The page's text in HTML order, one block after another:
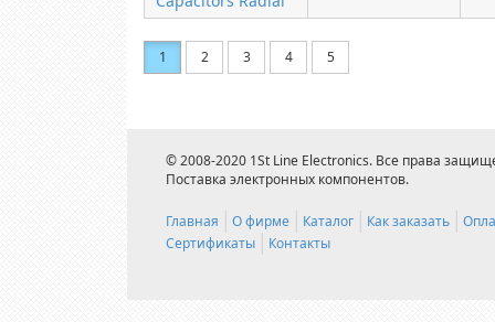
1 2 3 4 5
© 2008-2020 1St Line Electronics. Все права
Поставка электронных компонентов.
Главная О фирме Каталог Как заказать
Сертификаты
Контакты